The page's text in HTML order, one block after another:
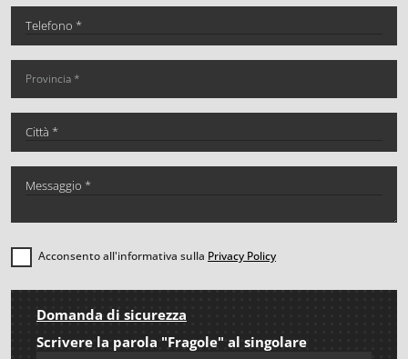
Acconsento all'informativa sulla Privacy Policy
Domanda di sicurezza
Scrivere la parola "Fragole" al singolare